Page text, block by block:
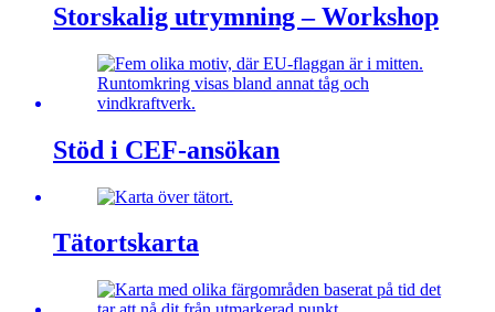
Storskalig utrymning – Workshop
Stöd i CEF-ansökan
Tätortskarta